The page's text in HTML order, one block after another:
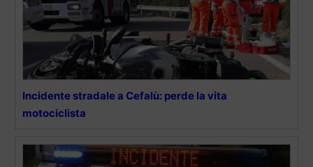
Incidente stradale a Cefalù: perde la vita
motociclista